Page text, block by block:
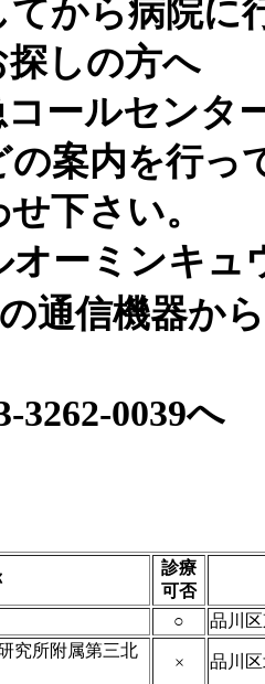
てから病院に
しの方へ
ールセンタ
の案内を行っ
下さい。
ーミンキュ
通信機器か
3262-0039へ
診療
可否
○
品川
究所附属第三北
× 品川